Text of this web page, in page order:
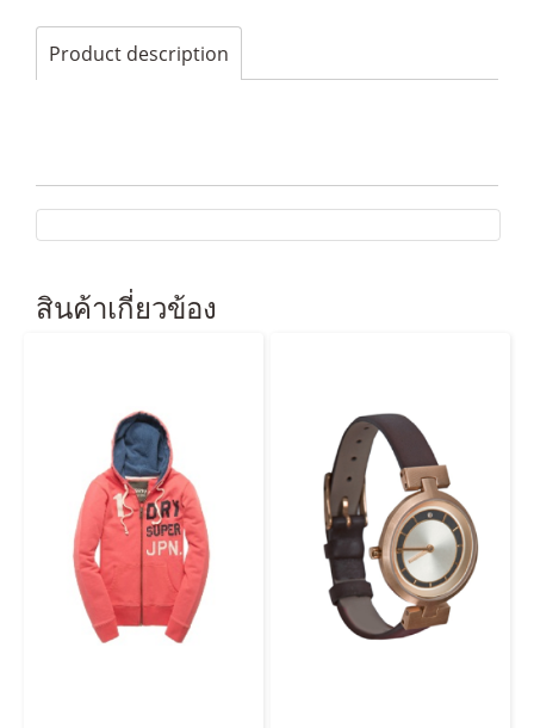
Product description
สินค้าเกี่ยวข้อง